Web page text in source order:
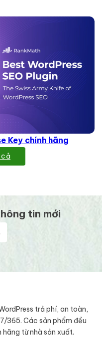
Key chính hãng
tin mới
trả phí, an toàn,
365. Các sản phẩm đều
từ nhà sản xuất.